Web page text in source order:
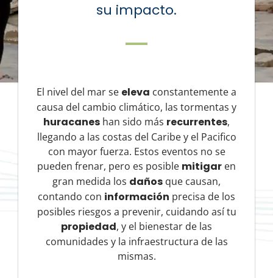
su impacto.
El nivel del mar se eleva constantemente a
causa del cambio climático, las tormentas y
huracanes han sido más recurrentes,
llegando a las costas del Caribe y el Pacifico
con mayor fuerza. Estos eventos no se
pueden frenar, pero es posible mitigar en
gran medida los daños que causan,
contando con información precisa de los
posibles riesgos a prevenir, cuidando así tu
propiedad, y el bienestar de las
comunidades y la infraestructura de las
mismas.